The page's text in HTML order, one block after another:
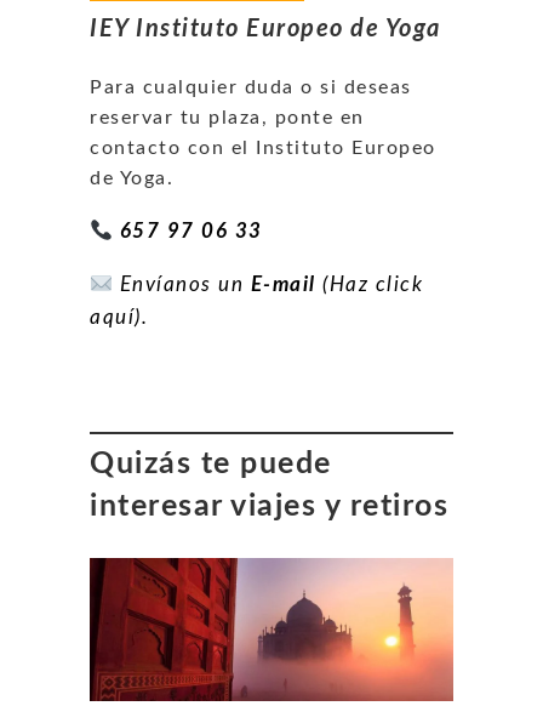
IEY Instituto Europeo de Yoga
Para cualquier duda o si deseas
reservar tu plaza, ponte en
contacto con el Instituto Europeo
de Yoga.
657 97 06 33
Envíanos un E-mail (Haz click
aquí).
Quizás te puede
interesar viajes y retiros